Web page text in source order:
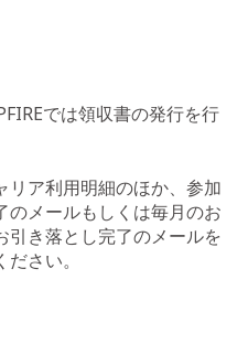
では領収書の発行を行
リア利用明細のほか、参加
のメールもしくは毎月のお
引き落とし完了のメールを
さい。